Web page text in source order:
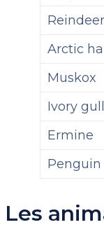
Reindeer
Arctic
Muskox
Ivory gull
Ermine
Penguin
Les